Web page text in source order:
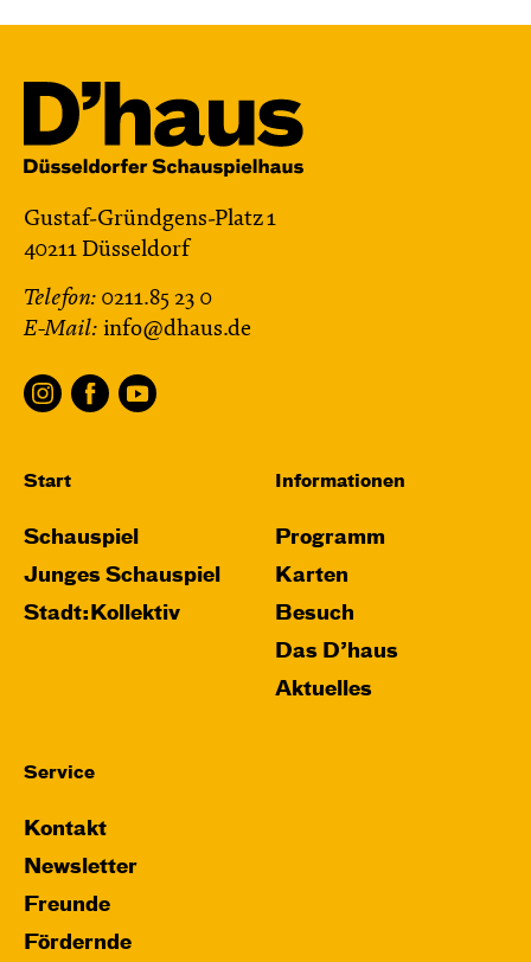
Gustaf-Gründgens-Platz 1
40211 Düsseldorf
Telefon: 0211.85 23 0
E-Mail: info@dhaus.de
Start
Schauspiel
Junges Schauspiel
Stadt:Kollektiv
Informationen
Programm
Karten
Besuch
Das D’haus
Aktuelles
Service
Kontakt
Newsletter
Freunde
Fördernde